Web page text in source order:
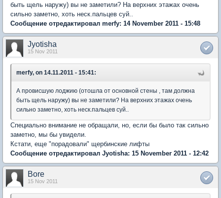
быть щель наружу) вы не заметили? На верхних этажах очень
сильно заметно, хоть неск.пальцев суй..
Сообщение отредактировал merfy: 14 November 2011 - 15:48
Jyotisha
15 Nov 2011
merfy, on 14.11.2011 - 15:41:
А провисшую лоджию (отошла от основной стены , там должна
быть щель наружу) вы не заметили? На верхних этажах очень
сильно заметно, хоть неск.пальцев суй..
Специально внимание не обращали, но, если бы было так сильно
заметно, мы бы увидели.
Кстати, еще "порадовали" щербинские лифты
Сообщение отредактировал Jyotisha: 15 November 2011 - 12:42
Bore
15 Nov 2011